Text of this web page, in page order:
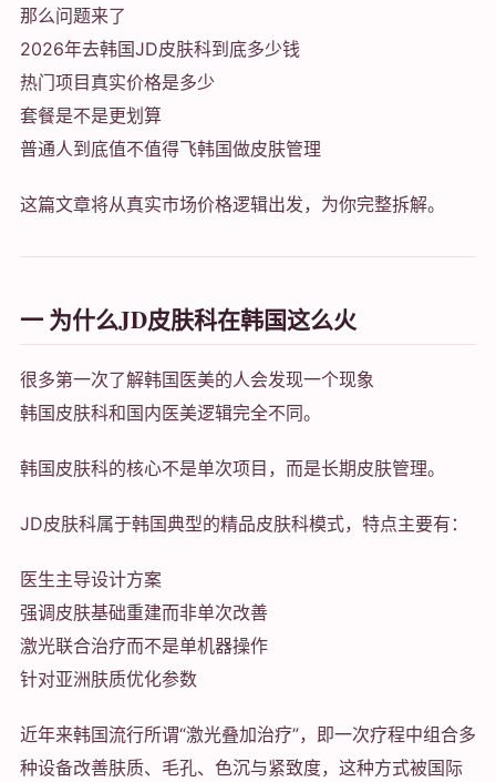
那么问题来了
2026年去韩国JD皮肤科到底多少钱
热门项目真实价格是多少
套餐是不是更划算
普通人到底值不值得飞韩国做皮肤管理
这篇文章将从真实市场价格逻辑出发，为你完整拆解。
一 为什么JD皮肤科在韩国这么火
很多第一次了解韩国医美的人会发现一个现象
韩国皮肤科和国内医美逻辑完全不同。
韩国皮肤科的核心不是单次项目，而是长期皮肤管理。
JD皮肤科属于韩国典型的精品皮肤科模式，特点主要有：
医生主导设计方案
强调皮肤基础重建而非单次改善
激光联合治疗而不是单机器操作
针对亚洲肤质优化参数
近年来韩国流行所谓“激光叠加治疗”，即一次疗程中组合多
种设备改善肤质、毛孔、色沉与紧致度，这种方式被国际